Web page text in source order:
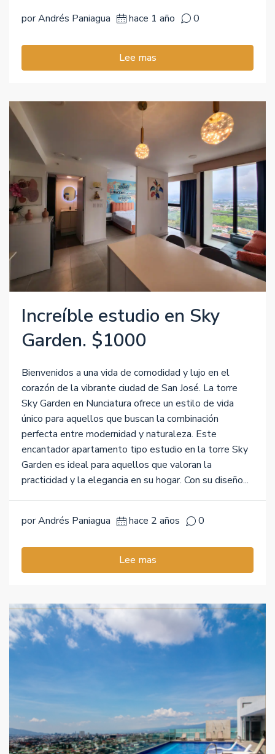
por Andrés Paniagua hace 1 año 0
Lee mas
Increíble estudio en Sky
Garden. $1000
Bienvenidos a una vida de comodidad y lujo en el
corazón de la vibrante ciudad de San José. La torre
Sky Garden en Nunciatura ofrece un estilo de vida
único para aquellos que buscan la combinación
perfecta entre modernidad y naturaleza. Este
encantador apartamento tipo estudio en la torre Sky
Garden es ideal para aquellos que valoran la
practicidad y la elegancia en su hogar. Con su diseño...
por Andrés Paniagua hace 2 años 0
Lee mas